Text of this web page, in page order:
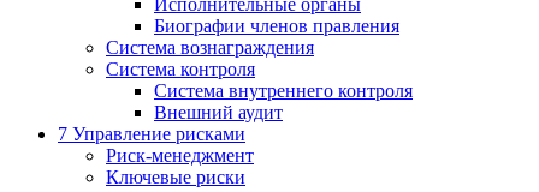
Исполнительные органы
Биографии членов правления
Система вознаграждения
Система контроля
Система внутреннего контроля
Внешний аудит
7 Управление рисками
Риск-менеджмент
Ключевые риски